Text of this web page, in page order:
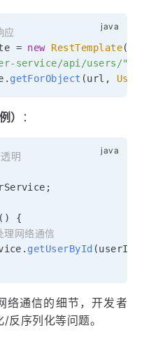
应
= new RestTemplate(
service/api/users/"
. getForObject (url , User
） ：
明
;
( )
{
网络通信
. getUserById (userId
络通信的细节，开发者
序列化等问题。